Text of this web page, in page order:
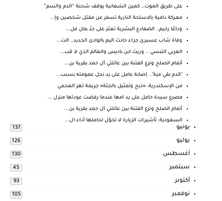
على طريق الموت… كمين الشعانية يوقف شحنة “الدم والسم”
معركة دامية بالاسلحة النارية تسفر عن مقتل شخصين وإ...
وداعًا رحيم.. الضفادع البشرية تعثر على جثـ ـمان مل...
وفاة شاب عسيرى جراء حادث اليم بالوادى الجديد.. الت...
العربي التبسي .. وريث ابن باديس والعالم الذي لا قب...
أتمام الصلح ونزع الفتنة بين عائلتي آل حمد بقرية بن...
"الدم بقي مية".. إصابة عامل على يد نجل عمومته بسبب...
من الإسكندرية: «ذبح وتمثيل بالجثة» جريمة تهز العجمي
مصرع سيدة حامل على يد امها عندما رفضت عودتها منزل ...
أتمام الصلح ونزع الفتنة بين عائلتي آل حمد بقرية بن...
السعودية: تأشيرات الزيارة لا تخوّل لحاملها أداء ال...
يونيو 137
يوليو 126
أغسطس 130
سبتمبر 45
أكتوبر 93
نوفمبر 105